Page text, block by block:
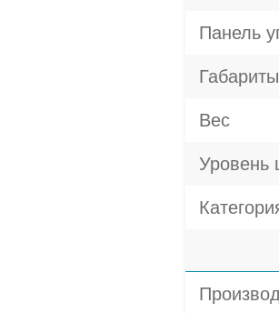
Панель
Вес
Уровень